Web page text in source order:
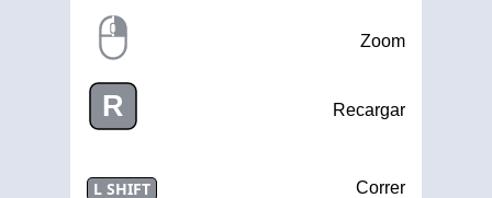
Zoom
R Recargar
L SHIFT Correr